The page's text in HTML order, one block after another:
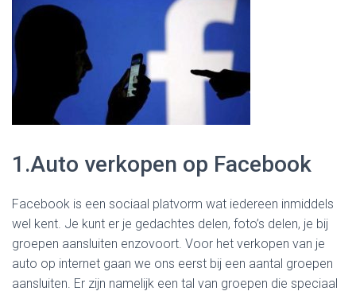
1.Auto verkopen op Facebook
Facebook is een sociaal platvorm wat iedereen inmiddels
wel kent. Je kunt er je gedachtes delen, foto’s delen, je bij
groepen aansluiten enzovoort. Voor het verkopen van je
auto op internet gaan we ons eerst bij een aantal groepen
aansluiten. Er zijn namelijk een tal van groepen die speciaal